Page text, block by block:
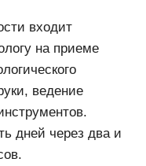
входит
на приеме
ведение
дней через два и